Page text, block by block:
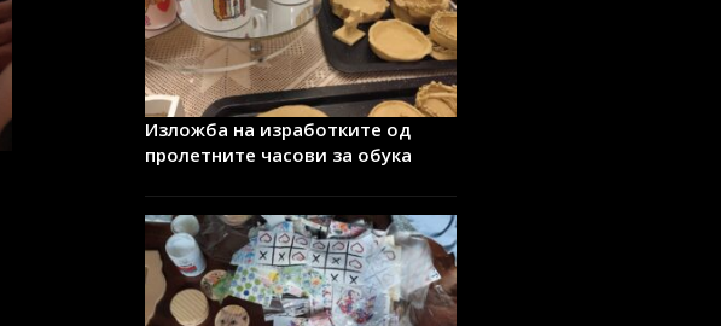
Изложба на изработките од
пролетните часови за обука